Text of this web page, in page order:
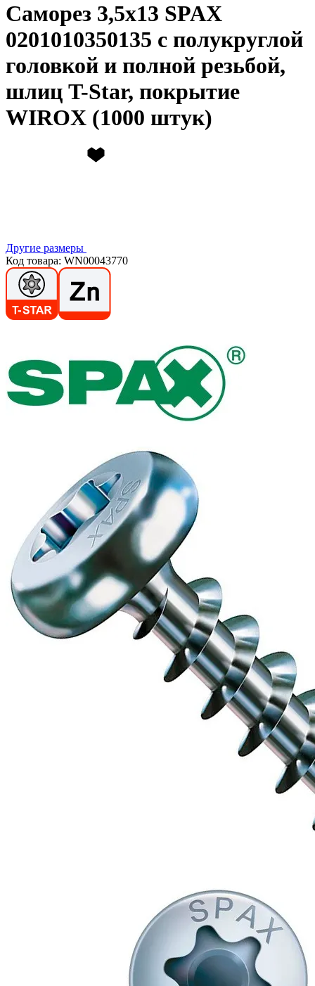
Саморез 3,5х13 SPAX
0201010350135 с полукруглой
головкой и полной резьбой,
шлиц T-Star, покрытие
WIROX (1000 штук)
Другие размеры
Код товара: WN00043770